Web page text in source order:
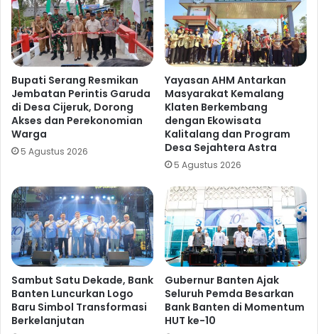
Bupati Serang Resmikan
Jembatan Perintis Garuda
di Desa Cijeruk, Dorong
Akses dan Perekonomian
Warga
5 Agustus 2026
Yayasan AHM Antarkan
Masyarakat Kemalang
Klaten Berkembang
dengan Ekowisata
Kalitalang dan Program
Desa Sejahtera Astra
5 Agustus 2026
Sambut Satu Dekade, Bank
Banten Luncurkan Logo
Baru Simbol Transformasi
Berkelanjutan
Gubernur Banten Ajak
Seluruh Pemda Besarkan
Bank Banten di Momentum
HUT ke-10